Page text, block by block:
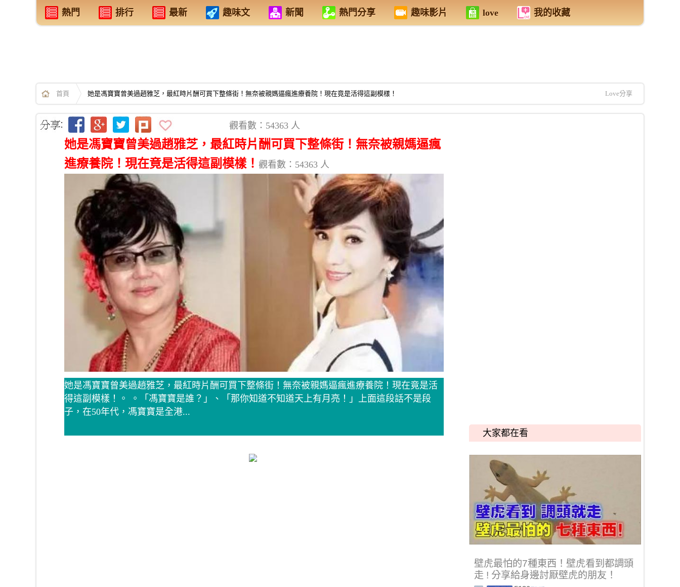
熱門 排行 最新 趣味文 新聞 熱門分享 趣味影片 love 我的收藏
首頁 她是馮寶寶曾美過趙雅芝，最紅時片酬可買下整條街！無奈被親媽逼瘋進療養院！現在竟是活得這副模樣！ Love分享
觀看數：54363 人
她是馮寶寶曾美過趙雅芝，最紅時片酬可買下整條街！無奈被親媽逼瘋
進療養院！現在竟是活得這副模樣！ 觀看數：54363 人
她是馮寶寶曾美過趙雅芝，最紅時片酬可買下整條街！無奈被親媽逼瘋進療養院！現在竟是活
得這副模樣！。 。「馮寶寶是誰？」、「那你知道不知道天上有月亮！」上面這段話不是段
子，在50年代，馮寶寶是全港...
大家都在看
壁虎最怕的7種東西！壁虎看到都調頭
走 ! 分享給身邊討厭壁虎的朋友！